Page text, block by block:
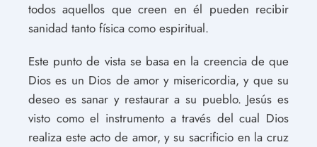
todos aquellos que creen en él pueden recibir
sanidad tanto física como espiritual.
Este punto de vista se basa en la creencia de que
Dios es un Dios de amor y misericordia, y que su
deseo es sanar y restaurar a su pueblo. Jesús es
visto como el instrumento a través del cual Dios
realiza este acto de amor, y su sacrificio en la cruz